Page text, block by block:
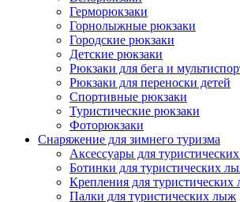
Герморюкзаки
Горнолыжные рюкзаки
Городские рюкзаки
Детские рюкзаки
Рюкзаки для бега и
Рюкзаки для переноски детей
Спортивные рюкзаки
Туристические рюкзаки
Фоторюкзаки
Снаряжение для зимнего туризма
Аксессуары для
Ботинки для туристических
Крепления для
Палки для туристических лыж